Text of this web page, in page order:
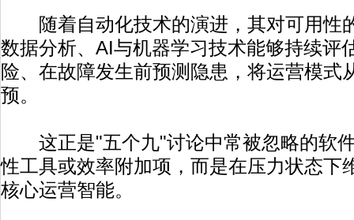
随着自动化技术的演进，其对可用性
数据分析、AI与机器学习技术能够持续评
险、在故障发生前预测隐患，将运营模式
预。
这正是"五个九"讨论中常被忽略的软
性工具或效率附加项，而是在压力状态下
核心运营智能。